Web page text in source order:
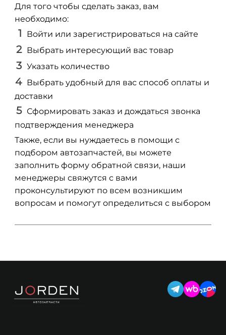
Для того чтобы сделать заказ, вам
необходимо:
Войти или зарегистрироваться на сайте
Выбрать интересующий вас товар
Указать количество
Выбрать удобный для вас способ оплаты и
доставки
Сформировать заказ и дождаться звонка
подтверждения менеджера
Также, если вы нуждаетесь в помощи с
подбором автозапчастей, вы можете
заполнить форму обратной связи, наши
менеджеры свяжутся с вами
проконсультируют по всем возникшим
вопросам и помогут определиться с выбором